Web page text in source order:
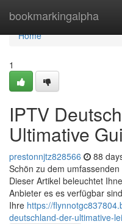
bookmarkingalpha
Home
Home
1
IPTV
Ultimative
prestonnjtz828566 88
Schön zu dem
Dieser Artikel beleuchtet
Anbieter es es verfügbar
Ihre https://
deutschland-der-ultimative-